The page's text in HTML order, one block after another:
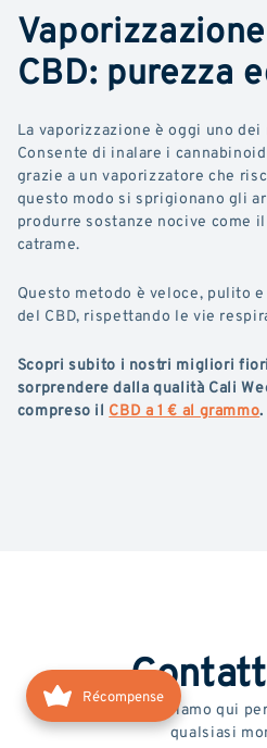
CBD: purezza
La vaporizzazione è oggi uno
Consente di inalare i
grazie a un vaporizzatore che
questo modo si sprigionano gli
produrre sostanze nocive come
catrame.
Questo metodo è veloce, pulito
del CBD, rispettando le vie
Scopri subito i nostri migliori
sorprendere dalla qualità Cali
compreso il CBD a 1 € al grammo.
Avete domande? Siamo qui
qualsiasi
Récompense